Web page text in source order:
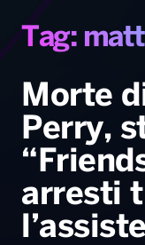
Locali
Sport
Radio
Gallery
Radio
Voce al Bari
Battiti Live
Tag:
Morte
Perry,
arresti